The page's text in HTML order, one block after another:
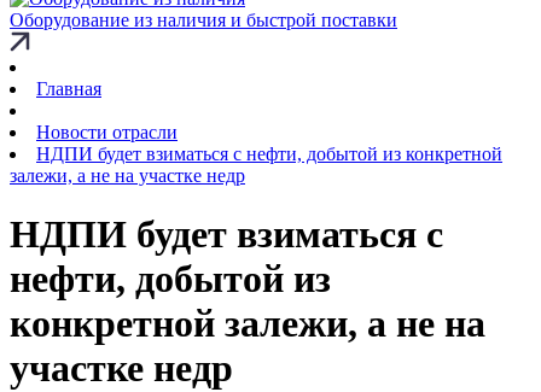
Оборудование из наличия и быстрой поставки
Главная
Новости отрасли
НДПИ будет взиматься с нефти, добытой из конкретной
залежи, а не на участке недр
НДПИ будет взиматься с
нефти, добытой из
конкретной залежи, а не на
участке недр